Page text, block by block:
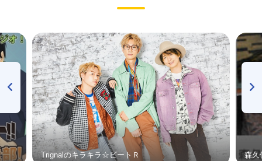
Trignalのキラキラ☆ビートＲ 森久